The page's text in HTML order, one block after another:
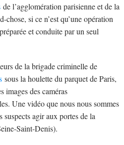
de l’agglomération parisienne et de la
si ce n’est qu’une opération
et conduite par un seul
de la brigade criminelle de
sous la houlette du parquet de Paris,
images des caméras
Une vidéo que nous nous sommes
suspects agir aux portes de la
Saint-Denis).